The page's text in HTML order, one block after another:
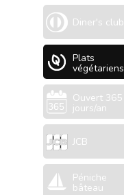
Diner's club
Plats
végétariens
Ouvert 365
jours/an
JCB
Péniche
bâteau